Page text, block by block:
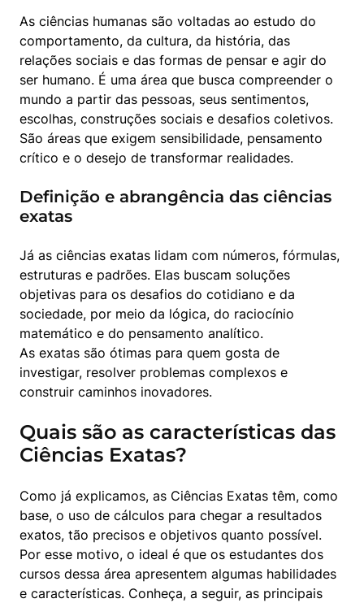
As ciências humanas são voltadas ao estudo do
comportamento, da cultura, da história, das
relações sociais e das formas de pensar e agir do
ser humano. É uma área que busca compreender o
mundo a partir das pessoas, seus sentimentos,
escolhas, construções sociais e desafios coletivos.
São áreas que exigem sensibilidade, pensamento
crítico e o desejo de transformar realidades.
Definição e abrangência das ciências
exatas
Já as ciências exatas lidam com números, fórmulas,
estruturas e padrões. Elas buscam soluções
objetivas para os desafios do cotidiano e da
sociedade, por meio da lógica, do raciocínio
matemático e do pensamento analítico.
As exatas são ótimas para quem gosta de
investigar, resolver problemas complexos e
construir caminhos inovadores.
Quais são as características das
Ciências Exatas?
Como já explicamos, as Ciências Exatas têm, como
base, o uso de cálculos para chegar a resultados
exatos, tão precisos e objetivos quanto possível.
Por esse motivo, o ideal é que os estudantes dos
cursos dessa área apresentem algumas habilidades
e características. Conheça, a seguir, as principais